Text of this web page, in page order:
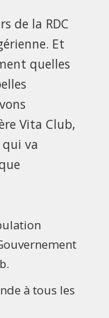
de la RDC
Et
quelles
Vita Club,
qui va
à tous les